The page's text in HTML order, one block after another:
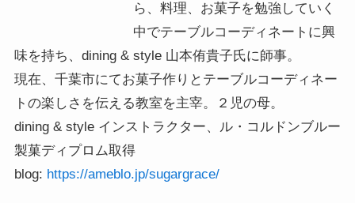
ら、料理、お菓子を勉強していく
中でテーブルコーディネートに興
味を持ち、dining & style 山本侑貴子氏に師事。
現在、千葉市にてお菓子作りとテーブルコーディネー
トの楽しさを伝える教室を主宰。２児の母。
dining & style インストラクター、ル・コルドンブルー
製菓ディプロム取得
blog: https://ameblo.jp/sugargrace/